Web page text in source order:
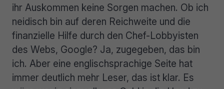
ihr Auskommen keine Sorgen machen. Ob ich
neidisch bin auf deren Reichweite und die
finanzielle Hilfe durch den Chef-Lobbyisten
des Webs, Google? Ja, zugegeben, das bin
ich. Aber eine englischsprachige Seite hat
immer deutlich mehr Leser, das ist klar. Es